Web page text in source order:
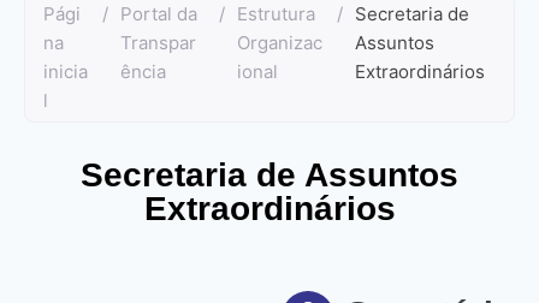
Pági
na
inicia
l
/ Portal da
Transpar
ência
/ Estrutura
Organizac
ional
/ Secretaria de
Assuntos
Extraordinários
Secretaria de Assuntos
Extraordinários